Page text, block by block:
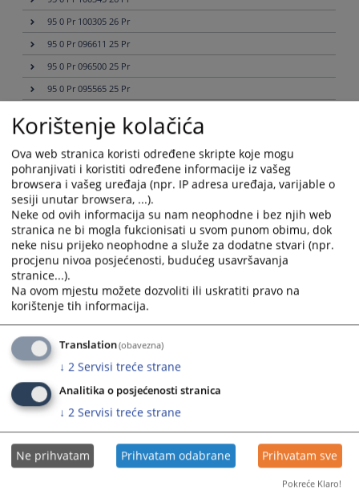
95 0 Pr 100305 26 Pr
95 0 Pr 096611 25 Pr
95 0 Pr 096500 25 Pr
95 0 Pr 095565 25 Pr
95 0 Pr 100299 26 Pr
95 0 Pr 099897 26 Pr
95 0 P 099606 26 P
95 0 Pr 099639 26 Pr
95 0 V 084492 25 I 2
95 0 I 094745 25 Kom
95 0 I 097882 25 Kom
95 0 Ip 087709 24 Ip 2
95 0 Mal 097118 25 Mal
95 0 I 083456 23 I
95 0 Mal 097839 25 Mal
95 0 Pr 099441 26 Pr 2
95 0 Pr 100328 26 Pr
Korištenje kolačića
Ova web stranica koristi određene skripte koje mogu
pohranjivati i koristiti određene informacije iz vašeg
browsera i vašeg uređaja (npr. IP adresa uređaja, varijable o
sesiji unutar browsera, ...).
Neke od ovih informacija su nam neophodne i bez njih web
stranica ne bi mogla fukcionisati u svom punom obimu, dok
neke nisu prijeko neophodne a služe za dodatne stvari (npr.
procjenu nivoa posjećenosti, budućeg usavršavanja
stranice...).
Na ovom mjestu možete dozvoliti ili uskratiti pravo na
korištenje tih informacija.
Translation(obavezna)
↓ 2 Servisi treće strane
Analitika o posjećenosti stranica
↓ 2 Servisi treće strane
Ne prihvatam Prihvatam odabrane Prihvatam sve
Pokreće Klaro!